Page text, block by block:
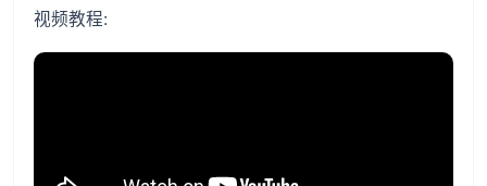
视频教程: